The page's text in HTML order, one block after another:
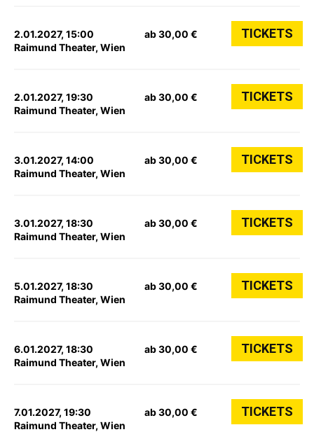
2.01.2027, 15:00
Raimund Theater, Wien
ab 30,00 € TICKETS
2.01.2027, 19:30
Raimund Theater, Wien
ab 30,00 € TICKETS
3.01.2027, 14:00
Raimund Theater, Wien
ab 30,00 € TICKETS
3.01.2027, 18:30
Raimund Theater, Wien
ab 30,00 € TICKETS
5.01.2027, 18:30
Raimund Theater, Wien
ab 30,00 € TICKETS
6.01.2027, 18:30
Raimund Theater, Wien
ab 30,00 € TICKETS
7.01.2027, 19:30
Raimund Theater, Wien
ab 30,00 € TICKETS